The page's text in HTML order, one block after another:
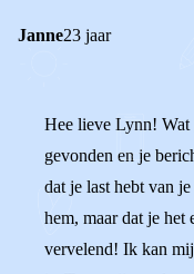
Janne23 jaar
Hee lieve Lynn! Wat
gevonden en je
dat je last hebt van
hem, maar dat je het
vervelend! Ik kan